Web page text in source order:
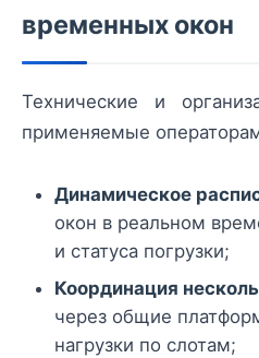
временных окон
Технические и
применяемые
Динамическое
окон в реальном
и статуса погрузки;
Координация
через общие
нагрузки по слотам;